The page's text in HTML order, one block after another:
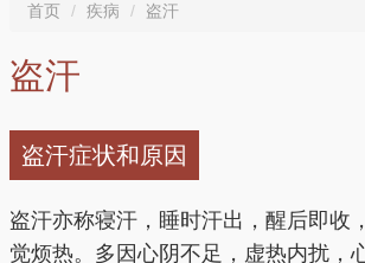
首页 疾病 盗汗
盗汗
盗汗症状和原因
盗汗亦称寝汗，睡时汗出，醒后即收
觉烦热。多因心阴不足，虚热内扰，